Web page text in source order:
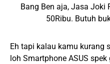
Bang Ben aja, Jasa Joki
50Ribu. Butuh
Eh tapi kalau kamu kurang
loh Smartphone ASUS